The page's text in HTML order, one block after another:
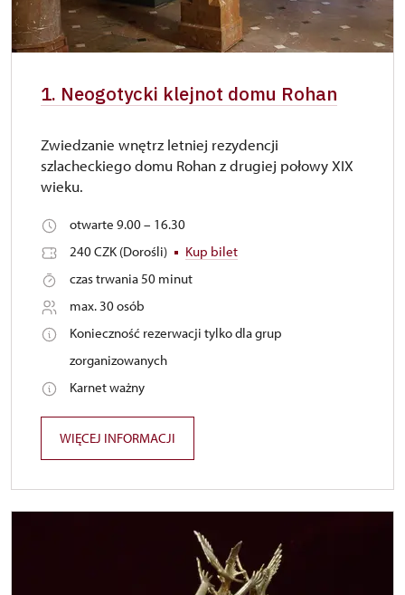
1. Neogotycki klejnot domu Rohan
Zwiedzanie wnętrz letniej rezydencji
szlacheckiego domu Rohan z drugiej połowy XIX
wieku.
otwarte 9.00 – 16.30
240 CZK (Dorośli)
Kup bilet
czas trwania 50 minut
max. 30 osób
Konieczność rezerwacji tylko dla grup
zorganizowanych
Karnet ważny
WIĘCEJ INFORMACJI